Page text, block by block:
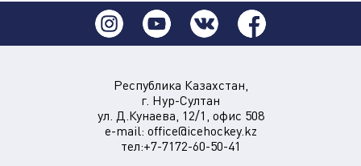
Республика Казахстан,
г. Нур-Султан
ул. Д.Кунаева, 12/1, офис 508
e-mail: office@icehockey.kz
тел:+7-7172-60-50-41